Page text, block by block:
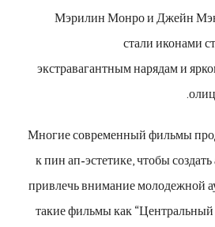
Мэрилин Монро и Джейн
стали иконами
экстравагантным нарядам и
Многие современный фильмы
к пин ап-эстетике, чтобы
привлечь внимание молодежной
такие фильмы как